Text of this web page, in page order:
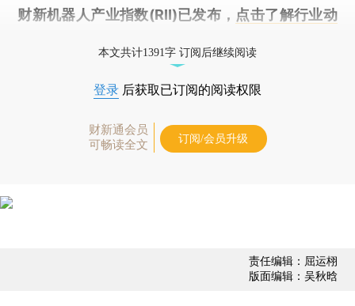
财新机器人产业指数(RII)已发布， 点击了解行业动
本文共计1391字 订阅后继续阅读
登录 后获取已订阅的阅读权限
财新通会员
可畅读全文
订阅/会员升级
责任编辑：屈运栩
版面编辑：吴秋晗